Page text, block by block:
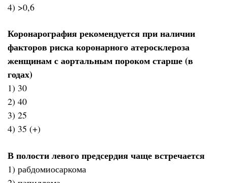
4) >0,6
Коронарография рекомендуется при наличии
факторов риска коронарного атеросклероза
женщинам с аортальным пороком старше (в
годах)
1) 30
2) 40
3) 25
4) 35 (+)
В полости левого предсердия чаще встречается
1) рабдомиосаркома